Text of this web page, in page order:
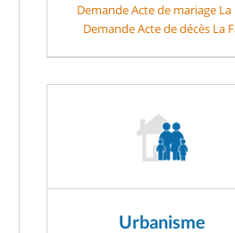
Demande Acte de mariage
Demande Acte de décès La
Urbanisme